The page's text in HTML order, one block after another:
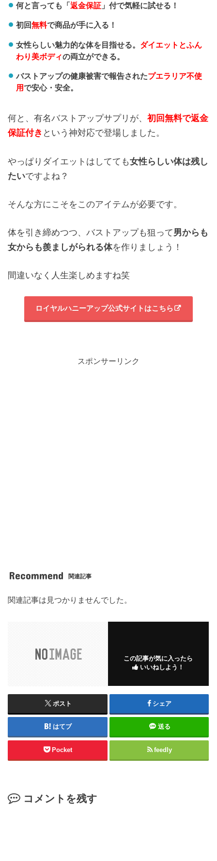
何と言っても「返金保証」付で気軽に試せる！
初回無料で商品が手に入る！
女性らしい魅力的な体を目指せる。 ダイエットとふん
わり美ボディの両立ができる。
バストアップの健康被害で報告されたプエラリア不使
用で安心・安全。
何と、有名バストアップサプリが、初回無料で返金
保証付き という神対応で登場しました。
やっぱりダイエットはしてても女性らしい体は残し
たいですよね？
そんな方にこそをこのアイテムが必要です。
体を引き締めつつ、バストアップも狙って男からも
女からも羨ましがられる体を作りましょう！
間違いなく人生楽しめますね笑
ロイヤルハニーアップ公式サイトはこちら
スポンサーリンク
Recommend 関連記事
関連記事は見つかりませんでした。
この記事が気に入ったら
いいねしよう！
ポスト シェア
はてブ 送る
Pocket feedly
コメントを残す